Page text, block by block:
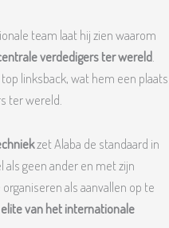
team laat hij zien waarom
verdedigers ter wereld
linksback, wat hem een plaats
ter wereld.
zet Alaba de standaard in
geen ander en met zijn
als aanvallen op te
van het internationale